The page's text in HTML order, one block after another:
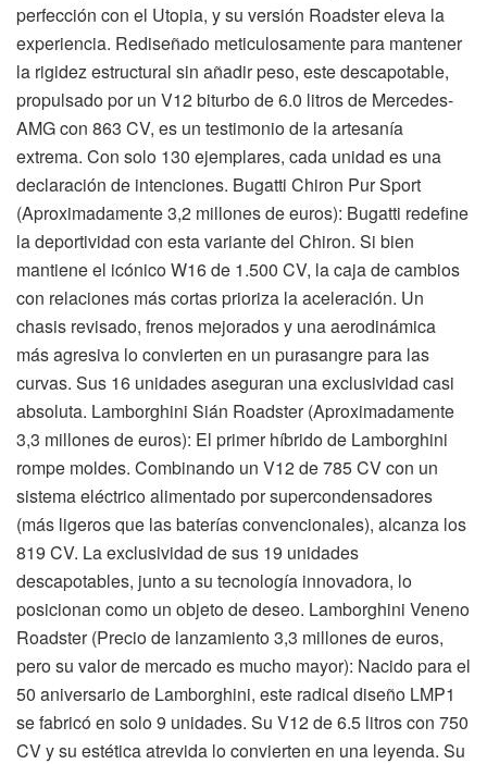
perfección con el Utopia, y su versión Roadster eleva la
experiencia. Rediseñado meticulosamente para mantener
la rigidez estructural sin añadir peso, este descapotable,
propulsado por un V12 biturbo de 6.0 litros de Mercedes-
AMG con 863 CV, es un testimonio de la artesanía
extrema. Con solo 130 ejemplares, cada unidad es una
declaración de intenciones. Bugatti Chiron Pur Sport
(Aproximadamente 3,2 millones de euros): Bugatti redefine
la deportividad con esta variante del Chiron. Si bien
mantiene el icónico W16 de 1.500 CV, la caja de cambios
con relaciones más cortas prioriza la aceleración. Un
chasis revisado, frenos mejorados y una aerodinámica
más agresiva lo convierten en un purasangre para las
curvas. Sus 16 unidades aseguran una exclusividad casi
absoluta. Lamborghini Sián Roadster (Aproximadamente
3,3 millones de euros): El primer híbrido de Lamborghini
rompe moldes. Combinando un V12 de 785 CV con un
sistema eléctrico alimentado por supercondensadores
(más ligeros que las baterías convencionales), alcanza los
819 CV. La exclusividad de sus 19 unidades
descapotables, junto a su tecnología innovadora, lo
posicionan como un objeto de deseo. Lamborghini Veneno
Roadster (Precio de lanzamiento 3,3 millones de euros,
pero su valor de mercado es mucho mayor): Nacido para el
50 aniversario de Lamborghini, este radical diseño LMP1
se fabricó en solo 9 unidades. Su V12 de 6.5 litros con 750
CV y su estética atrevida lo convierten en una leyenda. Su